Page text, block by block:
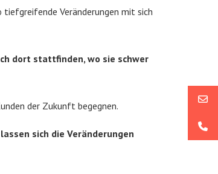
Veränderungen mit sich
dort stattfinden, wo sie schwer
der Zukunft begegnen.
sich die Veränderungen